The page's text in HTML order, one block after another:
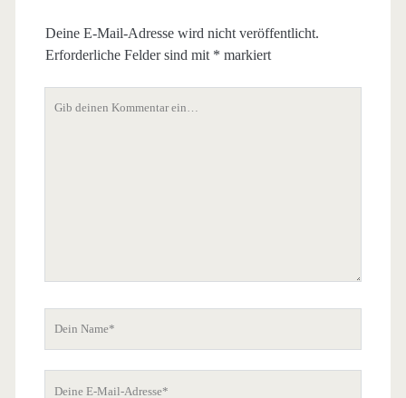
Deine E-Mail-Adresse wird nicht veröffentlicht.
Erforderliche Felder sind mit * markiert